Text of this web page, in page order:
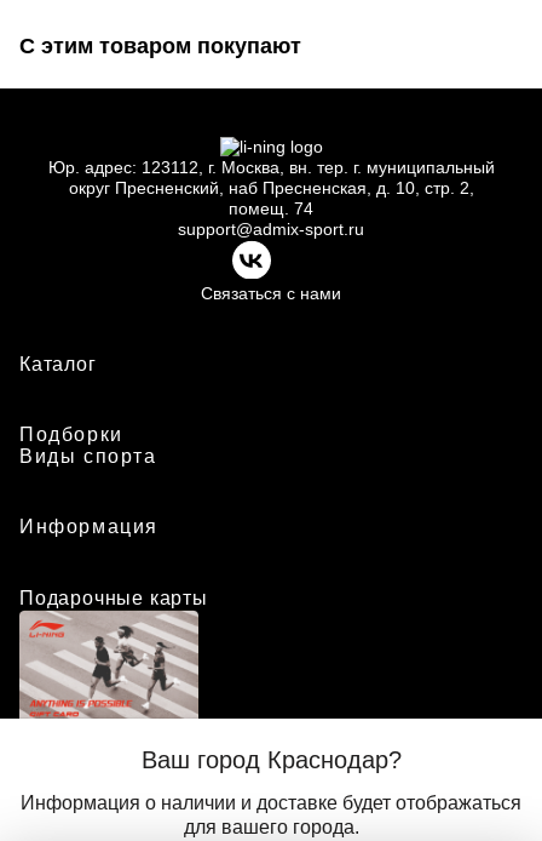
Ваш город Краснодар?
Информация о наличии и доставке будет отображаться
для вашего города.
С этим товаром покупают
Юр. адрес: 123112, г. Москва, вн. тер. г. муниципальный
округ Пресненский, наб Пресненская, д.
10, стр. 2,
помещ. 74
support@admix-sport.ru
Связаться с нами
Каталог
Подборки
Виды спорта
Информация
Подарочные карты
Положение о программе лояльности